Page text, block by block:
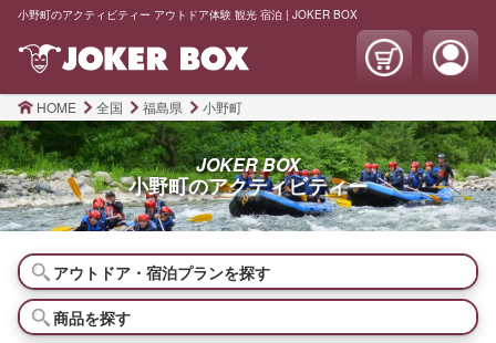
小野町のアクティビティー アウトドア体験 観光 宿泊 | JOKER BOX
HOME 全国 福島県 小野町
JOKER BOX
小野町のアクティビティー
アウトドア・宿泊プランを探す
商品を探す